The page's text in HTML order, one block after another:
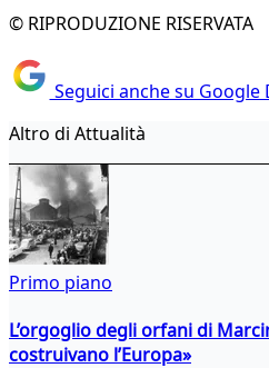
© RIPRODUZIONE RISERVATA
Seguici anche su Google
Altro di Attualità
Primo piano
L’orgoglio degli orfani di
costruivano l’Europa»